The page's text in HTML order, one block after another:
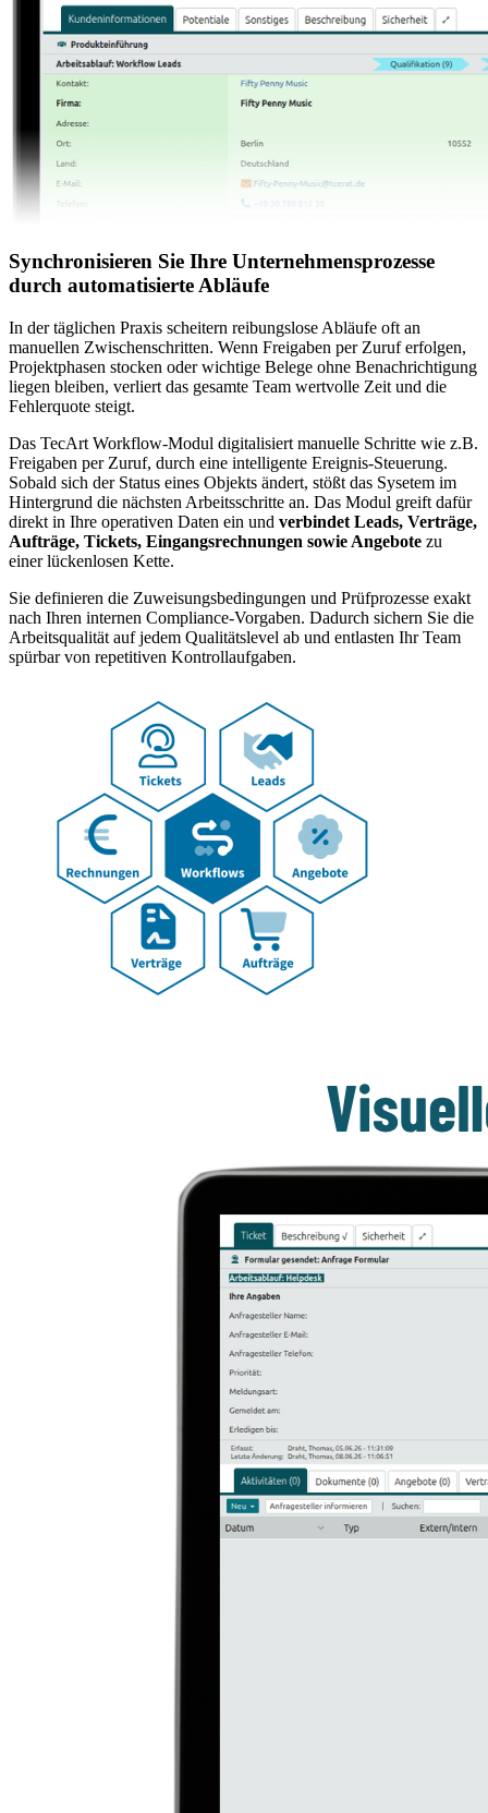
Synchronisieren Sie Ihre Unternehmensprozesse
durch automatisierte Abläufe
In der täglichen Praxis scheitern reibungslose Abläufe oft an
manuellen Zwischenschritten. Wenn Freigaben per Zuruf erfolgen,
Projektphasen stocken oder wichtige Belege ohne Benachrichtigung
liegen bleiben, verliert das gesamte Team wertvolle Zeit und die
Fehlerquote steigt.
Das TecArt Workflow-Modul digitalisiert manuelle Schritte wie z.B.
Freigaben per Zuruf, durch eine intelligente Ereignis-Steuerung.
Sobald sich der Status eines Objekts ändert, stößt das Sysetem im
Hintergrund die nächsten Arbeitsschritte an. Das Modul greift dafür
direkt in Ihre operativen Daten ein und verbindet Leads, Verträge,
Aufträge, Tickets, Eingangsrechnungen sowie Angebote zu
einer lückenlosen Kette.
Sie definieren die Zuweisungsbedingungen und Prüfprozesse exakt
nach Ihren internen Compliance-Vorgaben. Dadurch sichern Sie die
Arbeitsqualität auf jedem Qualitätslevel ab und entlasten Ihr Team
spürbar von repetitiven Kontrollaufgaben.